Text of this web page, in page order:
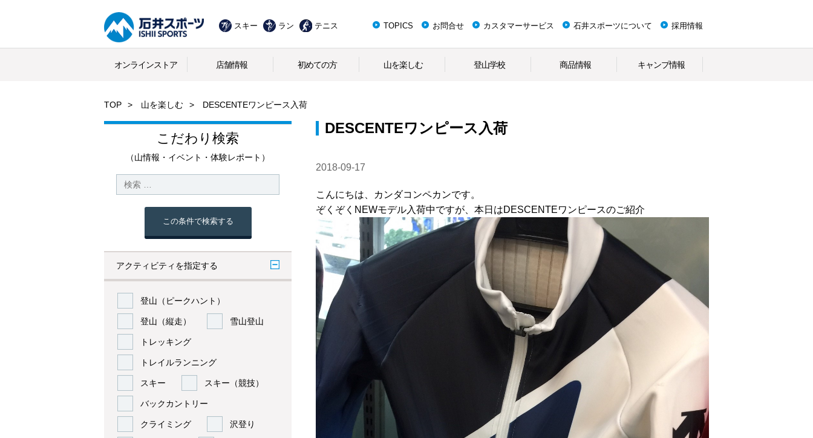
スキー ラン テニス TOPICS お問合せ カスタマーサービス 石井スポーツについて 採用情報
オンラインストア 店舗情報 初めての方 山を楽しむ 登山学校 商品情報 キャンプ情報
TOP 山を楽しむ DESCENTEワンピース入荷
こだわり検索
（山情報・イベント・体験レポート）
この条件で検索する
アクティビティを指定する
登山（ピークハント）
登山（縦走） 雪山登山
トレッキング
トレイルランニング
スキー スキー（競技）
バックカントリー
クライミング 沢登り
DESCENTEワンピース入荷
2018-09-17
こんにちは、カンダコンペカンです。
ぞくぞくNEWモデル入荷中ですが、本日はDESCENTEワンピースのご紹介